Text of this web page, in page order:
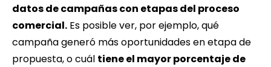
datos de campañas con etapas del proceso
comercial. Es posible ver, por ejemplo, qué
campaña generó más oportunidades en etapa de
propuesta, o cuál tiene el mayor porcentaje de